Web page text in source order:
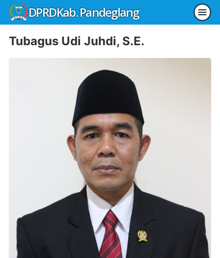
DPRDKab. Pandeglang
Tubagus Udi Juhdi, S.E.